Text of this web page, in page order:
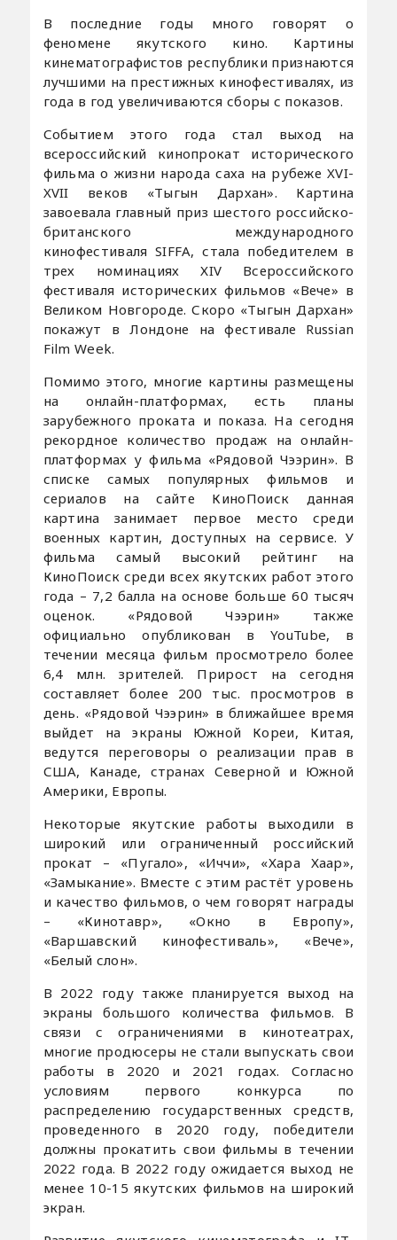
В последние годы много говорят о
феномене якутского кино. Картины
кинематографистов республики признаются
лучшими на престижных кинофестивалях, из
года в год увеличиваются сборы с показов.
Событием этого года стал выход на
всероссийский кинопрокат исторического
фильма о жизни народа саха на рубеже XVI-
XVII веков «Тыгын Дархан». Картина
завоевала главный приз шестого российско-
британского международного
кинофестиваля SIFFA, стала победителем в
трех номинациях ХIV Всероссийского
фестиваля исторических фильмов «Вече» в
Великом Новгороде. Скоро «Тыгын Дархан»
покажут в Лондоне на фестивале Russian
Film Week.
Помимо этого, многие картины размещены
на онлайн-платформах, есть планы
зарубежного проката и показа. На сегодня
рекордное количество продаж на онлайн-
платформах у фильма «Рядовой Чээрин». В
списке самых популярных фильмов и
сериалов на сайте КиноПоиск данная
картина занимает первое место среди
военных картин, доступных на сервисе. У
фильма самый высокий рейтинг на
КиноПоиск среди всех якутских работ этого
года – 7,2 балла на основе больше 60 тысяч
оценок. «Рядовой Чээрин» также
официально опубликован в YouTube, в
течении месяца фильм просмотрело более
6,4 млн. зрителей. Прирост на сегодня
составляет более 200 тыс. просмотров в
день. «Рядовой Чээрин» в ближайшее время
выйдет на экраны Южной Кореи, Китая,
ведутся переговоры о реализации прав в
США, Канаде, странах Северной и Южной
Америки, Европы.
Некоторые якутские работы выходили в
широкий или ограниченный российский
прокат – «Пугало», «Иччи», «Хара Хаар»,
«Замыкание». Вместе с этим растёт уровень
и качество фильмов, о чем говорят награды
– «Кинотавр», «Окно в Европу»,
«Варшавский кинофестиваль», «Вече»,
«Белый слон».
В 2022 году также планируется выход на
экраны большого количества фильмов. В
связи с ограничениями в кинотеатрах,
многие продюсеры не стали выпускать свои
работы в 2020 и 2021 годах. Согласно
условиям первого конкурса по
распределению государственных средств,
проведенного в 2020 году, победители
должны прокатить свои фильмы в течении
2022 года. В 2022 году ожидается выход не
менее 10-15 якутских фильмов на широкий
экран.